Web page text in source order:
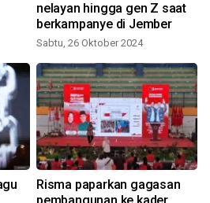
nelayan hingga gen Z saat
berkampanye di Jember
Sabtu, 26 Oktober 2024
Risma paparkan gagasan